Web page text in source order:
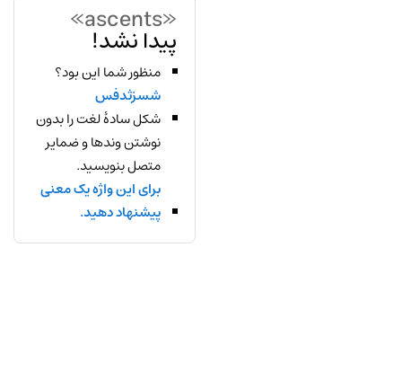
«ascents»
پیدا نشد!
منظور شما این بود؟
شسزثدفس
شکل سادهٔ لغت را بدون
نوشتن وندها و ضمایر
متصل بنویسید.
برای این واژه یک معنی
پیشنهاد دهید.